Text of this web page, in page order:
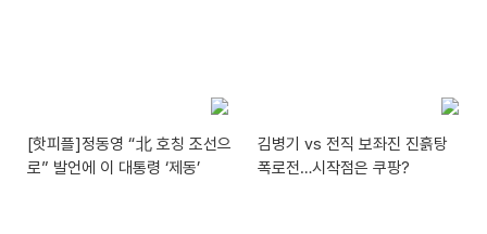
[핫피플]정동영 “北 호칭 조선으
로” 발언에 이 대통령 ‘제동’
김병기 vs 전직 보좌진 진흙탕
폭로전…시작점은 쿠팡?